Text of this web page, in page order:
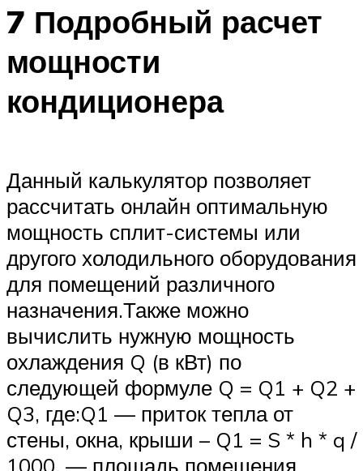
7 Подробный расчет
мощности
кондиционера
Данный калькулятор позволяет
рассчитать онлайн оптимальную
мощность сплит-системы или
другого холодильного оборудования
для помещений различного
назначения.Также можно
вычислить нужную мощность
охлаждения Q (в кВт) по
следующей формуле Q = Q1 + Q2 +
Q3, где:Q1 — приток тепла от
стены, окна, крыши – Q1 = S * h * q /
1000, — площадь помещения